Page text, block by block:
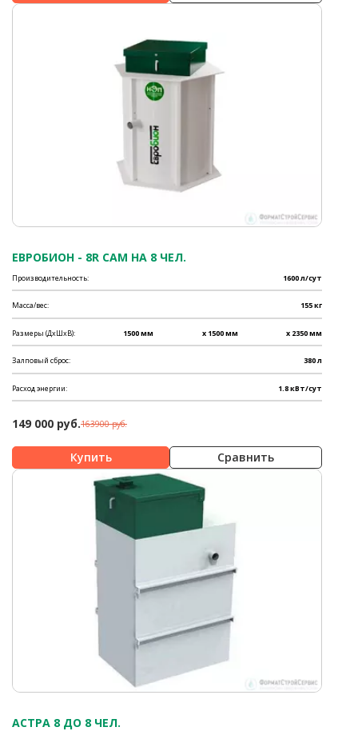
ЕВРОБИОН - 8R САМ НА 8 ЧЕЛ.
Производительность: 1600 л/сут
Масса/вес: 155 кг
Размеры (ДхШхВ): 1500 мм x 1500 мм x 2350 мм
Залповый сброс: 380 л
Расход энергии: 1.8 кВт/сут
149 000 руб.163900 руб.
Сравнить
АСТРА 8 ДО 8 ЧЕЛ.